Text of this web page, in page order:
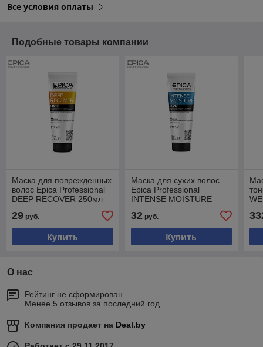
Все условия оплаты
Подобные товары компании
Маска для поврежденных
волос Epica Professional
DEEP RECOVER 250мл
29 руб.
Купить
Маска для сухих волос
Epica Professional
INTENSE MOISTURE
32руб.
Купить
О нас
Рейтинг не сформирован
Менее 5 отзывов за последний год
Компания продает на Deal.by